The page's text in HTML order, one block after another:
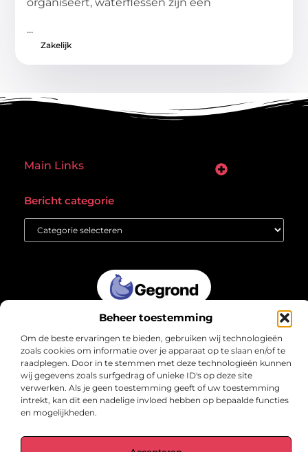
Beheer toestemming
Om de beste ervaringen te bieden, gebruiken wij technologieën
zoals cookies om informatie over je apparaat op te slaan en/of te
raadplegen. Door in te stemmen met deze technologieën kunnen
wij gegevens zoals surfgedrag of unieke ID's op deze site
verwerken. Als je geen toestemming geeft of uw toestemming
intrekt, kan dit een nadelige invloed hebben op bepaalde functies
en mogelijkheden.
...
Zakelijk
Main Links
Bericht categorie
gegrond.nl – Jouw verzameling van
Ontdek blogs en artikelen over alles wat het dagelijks leven boeiend
maakt.
@2025 All Right Reserved. Design bywww.gegrond.nl.